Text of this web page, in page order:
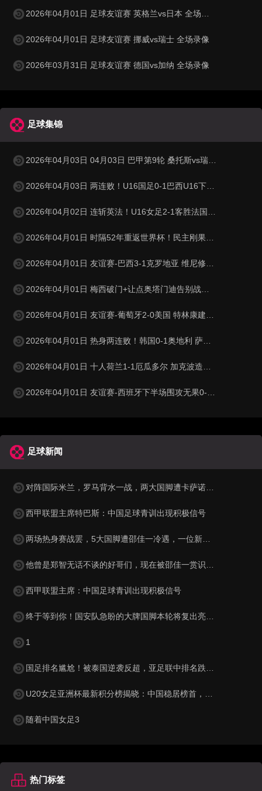
2026年04月01日 足球友谊赛 英格兰vs日本 全场录像
2026年04月01日 足球友谊赛 挪威vs瑞士 全场录像
2026年03月31日 足球友谊赛 德国vs加纳 全场录像
足球集锦
2026年04月03日 04月03日 巴甲第9轮 桑托斯vs瑞模贝雷 进球视频
2026年04月03日 两连败！U16国足0-1巴西U16下轮将战科特迪瓦 李家进超远吊射造险
2026年04月02日 连斩英法！U16女足2-1客胜法国 周瑾彤任意球世界波何风清扬建功
2026年04月01日 时隔52年重返世界杯！民主刚果加时1-0牙买加 图安泽贝制胜
2026年04月01日 友谊赛-巴西3-1克罗地亚 维尼修斯送助攻恩德里克造点+助攻
2026年04月01日 梅西破门+让点奥塔门迪告别战点射 阿根廷5-0赞比亚3月友谊赛两胜
2026年04月01日 友谊赛-葡萄牙2-0美国 特林康建功菲利克斯破门B费助攻双响
2026年04月01日 热身两连败！韩国0-1奥地利 萨比策制胜孙兴慜金玟哉失良机
2026年04月01日 十人荷兰1-1厄瓜多尔 加克波造乌龙邓弗里斯直红弗莱肯送点
2026年04月01日 友谊赛-西班牙下半场围攻无果0-0埃及 霍安·加西亚国家队首秀
足球新闻
对阵国际米兰，罗马背水一战，两大国脚遭卡萨诺狠批为二流球员
西甲联盟主席特巴斯：中国足球青训出现积极信号
两场热身赛战罢，5大国脚遭邵佳一冷遇，一位新星最让球迷惋惜
他曾是郑智无话不谈的好哥们，现在被邵佳一赏识，进入国足教练组
西甲联盟主席：中国足球青训出现积极信号
终于等到你！国安队急盼的大牌国脚本轮将复出亮相，值得期待
1
国足排名尴尬！被泰国逆袭反超，亚足联中排名跌至第15，被巴勒斯坦紧逼
U20女足亚洲杯最新积分榜揭晓：中国稳居榜首，韩国与澳大利亚表现抢眼
随着中国女足3
热门标签